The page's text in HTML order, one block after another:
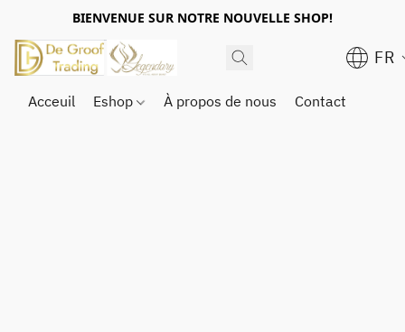
BIENVENUE SUR NOTRE NOUVELLE SHOP!
FR
Acceuil Eshop À propos de nous Contact